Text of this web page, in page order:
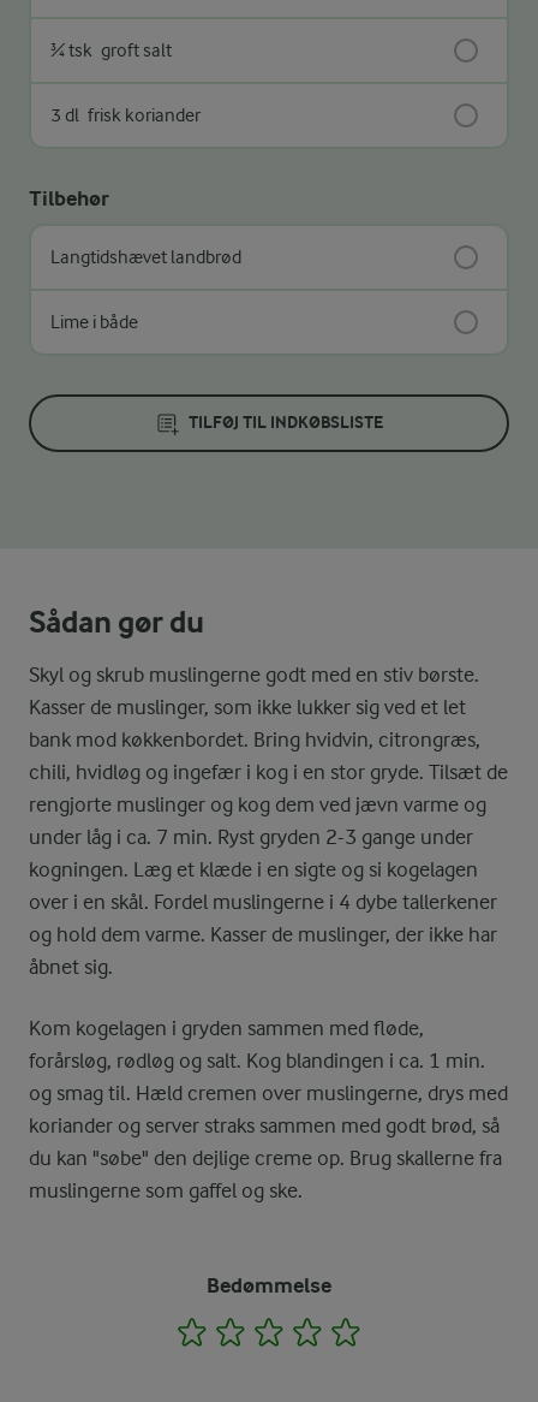
¾ tsk groft salt
3 dl frisk koriander
Tilbehør
Langtidshævet landbrød
Lime i både
TILFØJ TIL INDKØBSLISTE
Sådan gør du
Skyl og skrub muslingerne godt med en stiv børste.
Kasser de muslinger, som ikke lukker sig ved et let
bank mod køkkenbordet. Bring hvidvin, citrongræs,
chili, hvidløg og ingefær i kog i en stor gryde. Tilsæt de
rengjorte muslinger og kog dem ved jævn varme og
under låg i ca. 7 min. Ryst gryden 2-3 gange under
kogningen. Læg et klæde i en sigte og si kogelagen
over i en skål. Fordel muslingerne i 4 dybe tallerkener
og hold dem varme. Kasser de muslinger, der ikke har
åbnet sig.
Kom kogelagen i gryden sammen med fløde,
forårsløg, rødløg og salt. Kog blandingen i ca. 1 min.
og smag til. Hæld cremen over muslingerne, drys med
koriander og server straks sammen med godt brød, så
du kan "søbe" den dejlige creme op. Brug skallerne fra
muslingerne som gaffel og ske.
Bedømmelse
1 2 3 4